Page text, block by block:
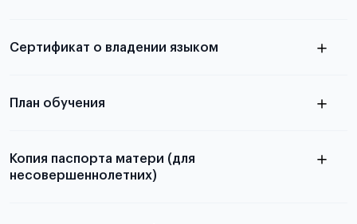
Для примеров заполнения и пустых
Сертификат о владении языком
План обучения
Копия паспорта матери (для
несовершеннолетних)